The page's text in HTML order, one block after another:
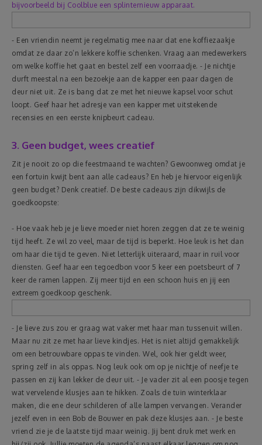
bijvoorbeeld bij Coolblue een splinternieuw apparaat.
- Een vriendin neemt je regelmatig mee naar dat ene koffiezaakje
omdat ze daar zo’n lekkere koffie schenken. Vraag aan medewerkers
om welke koffie het gaat en bestel zelf een voorraadje. - Je nichtje
durft meestal na een bezoekje aan de kapper een paar dagen de
deur niet uit. Ze is bang dat ze met het nieuwe kapsel voor schut
loopt. Geef haar het adresje van een kapper met uitstekende
recensies en een eerste knipbeurt cadeau.
3. Geen budget, wees creatief
Zit je nooit zo op die feestmaand te wachten? Gewoonweg omdat je
een fortuin kwijt bent aan alle cadeaus? En heb je hiervoor eigenlijk
geen budget? Denk creatief. De beste cadeaus zijn dikwijls de
goedkoopste:
- Hoe vaak heb je je lieve moeder niet horen zeggen dat ze te weinig
tijd heeft. Ze wil zo veel, maar de tijd is beperkt. Hoe leuk is het dan
om haar die tijd te geven. Niet letterlijk uiteraard, maar in ruil voor
diensten. Geef haar een tegoedbon voor 5 keer een poetsbeurt of 7
keer de ramen lappen. Zij meer tijd en een schoon huis en jij een
extreem goedkoop geschenk.
- Je lieve zus zou er graag wat vaker met haar man tussenuit willen.
Maar nu zit ze met haar lieve kindjes. Het is niet altijd gemakkelijk
om een betrouwbare oppas te vinden. Wel, ook hier geldt weer,
spring zelf in als oppas. Nog leuk ook om op je nichtje of neefje te
passen en zij kan lekker de deur uit. - Je vader zit al een poosje tegen
wat vervelende klusjes aan te hikken. Zoals de tuin winterklaar
maken, die ene deur schilderen of alle lampen vervangen. Verander
jezelf even in een Bob de Bouwer en pak deze klusjes aan. - Je beste
vriend zie je de laatste tijd maar weinig. Jij bent druk met werk en